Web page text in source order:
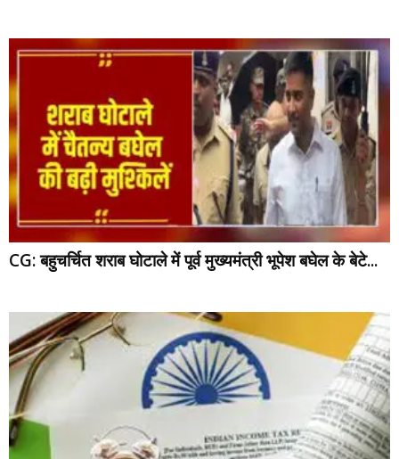
CG: बहुचर्चित शराब घोटाले में पूर्व मुख्यमंत्री भूपेश बघेल के बेटे...